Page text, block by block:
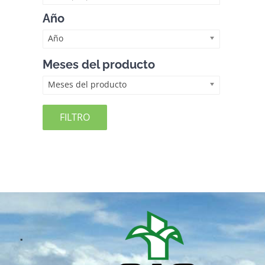
Año
Año
Meses del producto
Meses del producto
FILTRO